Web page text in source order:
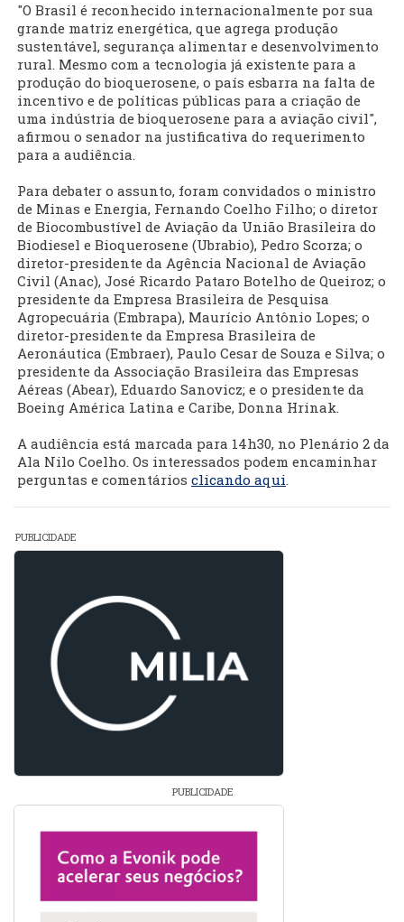
"O Brasil é reconhecido internacionalmente por sua
grande matriz energética, que agrega produção
sustentável, segurança alimentar e desenvolvimento
rural. Mesmo com a tecnologia já existente para a
produção do bioquerosene, o país esbarra na falta de
incentivo e de políticas públicas para a criação de
uma indústria de bioquerosene para a aviação civil",
afirmou o senador na justificativa do requerimento
para a audiência.
Para debater o assunto, foram convidados o ministro
de Minas e Energia, Fernando Coelho Filho; o diretor
de Biocombustível de Aviação da União Brasileira do
Biodiesel e Bioquerosene (Ubrabio), Pedro Scorza; o
diretor-presidente da Agência Nacional de Aviação
Civil (Anac), José Ricardo Pataro Botelho de Queiroz; o
presidente da Empresa Brasileira de Pesquisa
Agropecuária (Embrapa), Maurício Antônio Lopes; o
diretor-presidente da Empresa Brasileira de
Aeronáutica (Embraer), Paulo Cesar de Souza e Silva; o
presidente da Associação Brasileira das Empresas
Aéreas (Abear), Eduardo Sanovicz; e o presidente da
Boeing América Latina e Caribe, Donna Hrinak.
A audiência está marcada para 14h30, no Plenário 2 da
Ala Nilo Coelho. Os interessados podem encaminhar
perguntas e comentários clicando aqui.
PUBLICIDADE
PUBLICIDADE